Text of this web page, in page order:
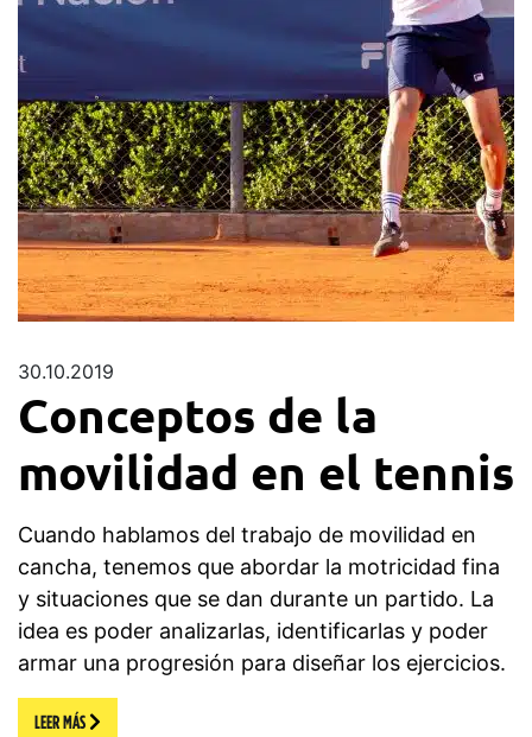
30.10.2019
Conceptos de la
movilidad en el tennis
Cuando hablamos del trabajo de movilidad en
cancha, tenemos que abordar la motricidad fina
y situaciones que se dan durante un partido. La
idea es poder analizarlas, identificarlas y poder
armar una progresión para diseñar los ejercicios.
LEER MÁS